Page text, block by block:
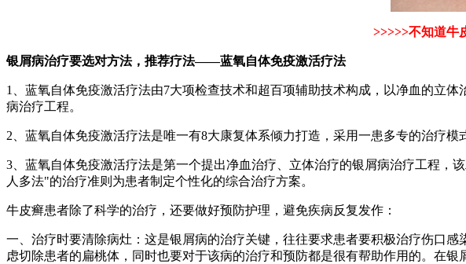
>>>>>不知道牛
银屑病治疗要选对方法，推荐疗法——蓝氧自体免疫激活疗法
1、蓝氧自体免疫激活疗法由7大项检查技术和超百项辅助技术构成，以净血的立
病治疗工程。
2、蓝氧自体免疫激活疗法是唯一有8大康复体系倾力打造，采用一患多专的治疗
3、蓝氧自体免疫激活疗法是第一个提出净血治疗、立体治疗的银屑病治疗工程
人多法"的治疗准则为患者制定个性化的综合治疗方案。
牛皮癣患者除了科学的治疗，还要做好预防护理，避免疾病反复发作：
一、治疗时要清除病灶：这是银屑病的治疗关键，往往要求患者要积极治疗伤口
虑切除患者的扁桃体，同时也要对于该病的治疗和预防都是很有帮助作用的。在银